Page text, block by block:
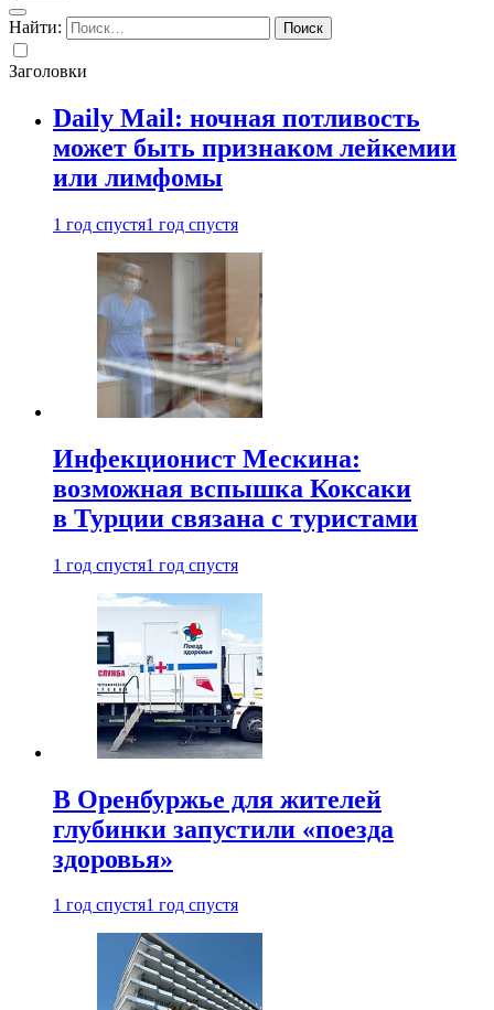
Найти:
Заголовки
Daily Mail: ночная потливость
может быть признаком лейкемии
или лимфомы
1 год спустя1 год спустя
Инфекционист Мескина:
возможная вспышка Коксаки
в Турции связана с туристами
1 год спустя1 год спустя
В Оренбуржье для жителей
глубинки запустили «поезда
здоровья»
1 год спустя1 год спустя